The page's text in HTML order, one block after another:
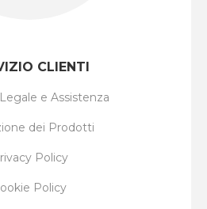
CLIENTI
e Assistenza
dei Prodotti
Policy
Policy